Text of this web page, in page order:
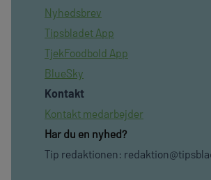
Nyhedsbrev
Tipsbladet App
TjekFoodbold App
BlueSky
Kontakt
Kontakt medarbejder
Har du en nyhed?
Tip redaktionen: